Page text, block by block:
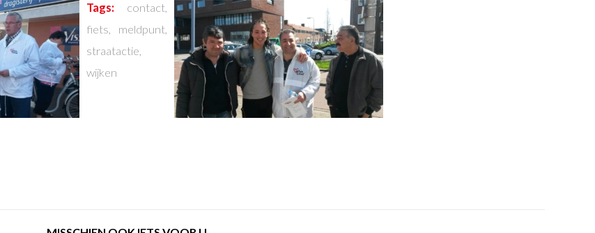
Tags: contact,
fiets, meldpunt,
straatactie,
wijken